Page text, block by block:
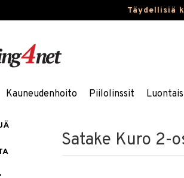
Täydellisiä
Kauneudenhoito Piilolinssit
Satake Kuro 2-